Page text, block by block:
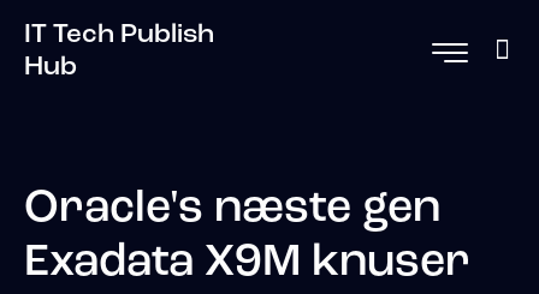
IT Tech Publish
Hub
Oracle's næste gen
Exadata X9M knuser